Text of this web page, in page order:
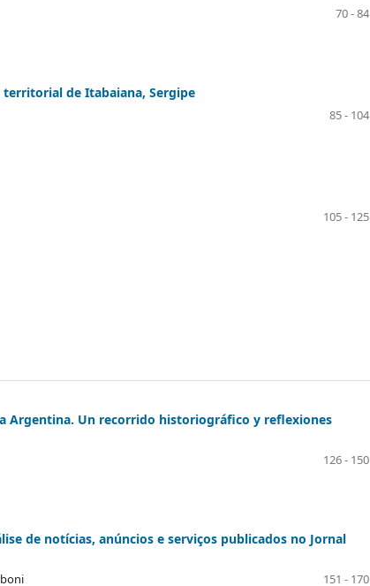
70 - 84
de Itabaiana, Sergipe
85 - 104
105 - 125
Argentina. Un recorrido historiográfico y reflexiones
126 - 150
de notícias, anúncios e serviços publicados no Jornal
151 - 170